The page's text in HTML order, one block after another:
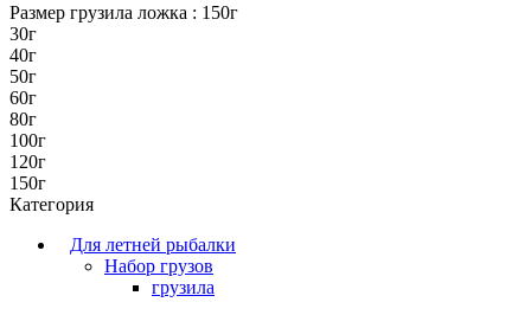
Размер грузила ложка : 150г
30г
40г
50г
60г
80г
100г
120г
150г
Категория
Для летней рыбалки
Набор грузов
грузила